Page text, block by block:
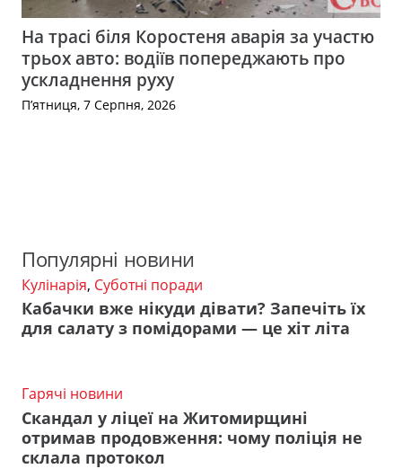
На трасі біля Коростеня аварія за участю
трьох авто: водіїв попереджають про
ускладнення руху
П’ятниця, 7 Серпня, 2026
Популярні новини
Кулінарія, Суботні поради
Кабачки вже нікуди дівати? Запечіть їх
для салату з помідорами — це хіт літа
Гарячі новини
Скандал у ліцеї на Житомирщині
отримав продовження: чому поліція не
склала протокол